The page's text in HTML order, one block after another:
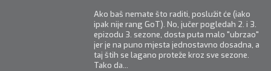
Ako baš nemate što raditi, poslužit će (iako
ipak nije rang GoT). No, jučer pogledah 2. i 3.
epizodu 3. sezone, dosta puta malo "ubrzao"
jer je na puno mjesta jednostavno dosadna, a
taj štih se lagano proteže kroz sve sezone.
Tako da...